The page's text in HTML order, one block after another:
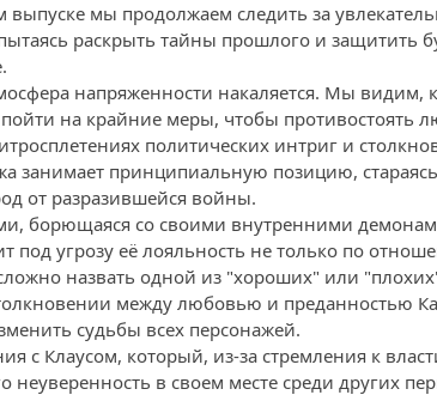
выпуске мы продолжаем следить за
раскрыть тайны прошлого и защитить
напряженности накаляется. Мы
на крайние меры, чтобы противостоять
политических интриг и
занимает принципиальную позицию,
от разразившейся войны.
борющаяся со своими внутренними
под угрозу её лояльность не только по
назвать одной из "хороших" или
между любовью и преданностью
судьбы всех персонажей.
с Клаусом, который, из-за стремления к
неуверенность в своем месте среди других